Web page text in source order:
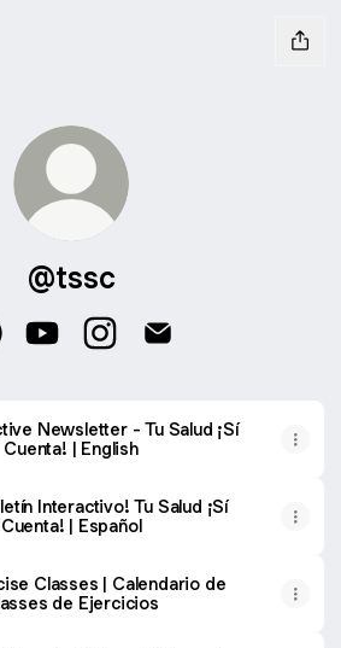
@tssc
Newsletter - Tu Salud ¡Sí
Cuenta! | English
Interactivo! Tu Salud ¡Sí
Cuenta! | Español
Classes | Calendario de
de Ejercicios